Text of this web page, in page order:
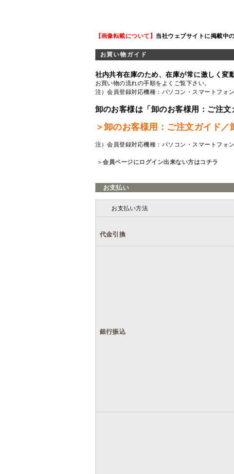
【画像転載について】 当社ウェブサイトに掲載中
お買い物ガイド
社内共有在庫のため、在庫が常に激しく変
お買い物の流れの手順をよくご覧下さい。
注）会員登録対応機種：パソコン・スマートフォ
卸のお客様は「卸のお客様用：ご注文
＞卸のお客様用：ご注文ガイド／
注）会員登録対応機種：パソコン・スマートフォ
＞会員ページにログイン出来ない方はコチラ
お支払い
お支払い方法
代金引換
銀行振込